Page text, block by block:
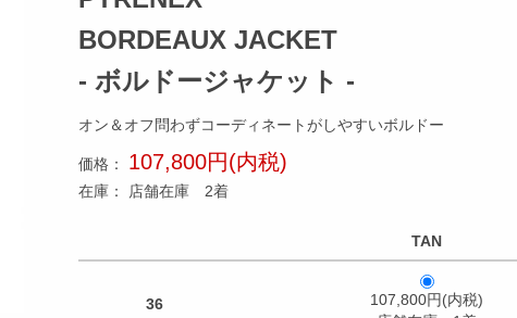
BORDEAUX JACKET
- ボルドージャケット -
オン＆オフ問わずコーディネートがしやすいボルドー
価格： 107,800円(内税)
在庫： 店舗在庫 2着
TAN
36
107,800円(内税)